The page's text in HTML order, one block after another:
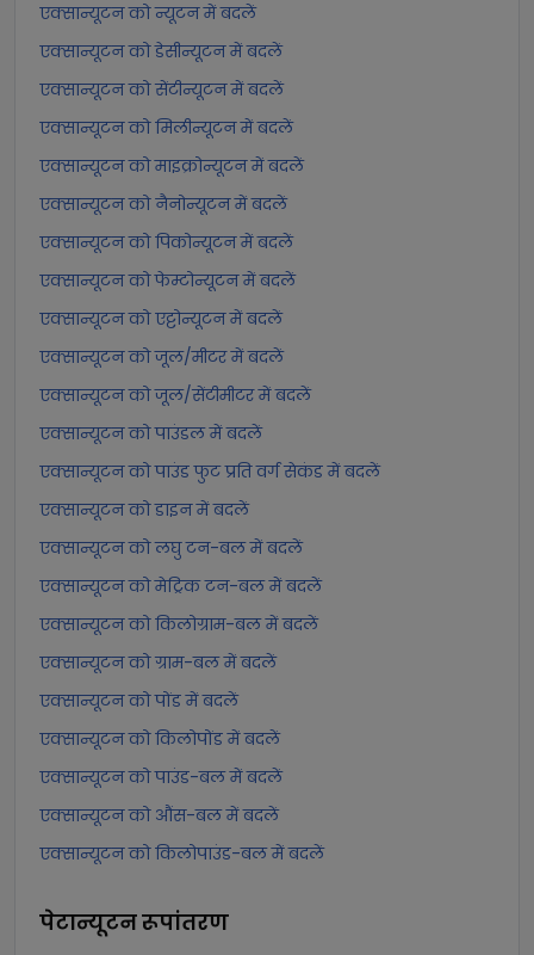
एक्सान्यूटन को न्यूटन में बदलें
एक्सान्यूटन को डेसीन्यूटन में बदलें
एक्सान्यूटन को सेंटीन्यूटन में बदलें
एक्सान्यूटन को मिलीन्यूटन में बदलें
एक्सान्यूटन को माइक्रोन्यूटन में बदलें
एक्सान्यूटन को नैनोन्यूटन में बदलें
एक्सान्यूटन को पिकोन्यूटन में बदलें
एक्सान्यूटन को फेम्टोन्यूटन में बदलें
एक्सान्यूटन को एट्टोन्यूटन में बदलें
एक्सान्यूटन को जूल/मीटर में बदलें
एक्सान्यूटन को जूल/सेंटीमीटर में बदलें
एक्सान्यूटन को पाउंडल में बदलें
एक्सान्यूटन को पाउंड फुट प्रति वर्ग सेकंड में बदलें
एक्सान्यूटन को डाइन में बदलें
एक्सान्यूटन को लघु टन-बल में बदलें
एक्सान्यूटन को मेट्रिक टन-बल में बदलें
एक्सान्यूटन को किलोग्राम-बल में बदलें
एक्सान्यूटन को ग्राम-बल में बदलें
एक्सान्यूटन को पोंड में बदलें
एक्सान्यूटन को किलोपोंड में बदलें
एक्सान्यूटन को पाउंड-बल में बदलें
एक्सान्यूटन को औंस-बल में बदलें
एक्सान्यूटन को किलोपाउंड-बल में बदलें
पेटान्यूटनरूपांतरण